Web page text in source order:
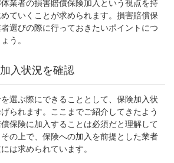
業者の損害賠償保険加入という視点を持
ていくことが求められます。損害賠償保
選びの際に行っておきたいポイントにつ
う。
入状況を確認
選ぶ際にできることとして、保険加入状
られます。ここまでご紹介してきたよう
保険に加入することは必須だと理解して
の上で、保険への加入を前提とした業者
は求められています。